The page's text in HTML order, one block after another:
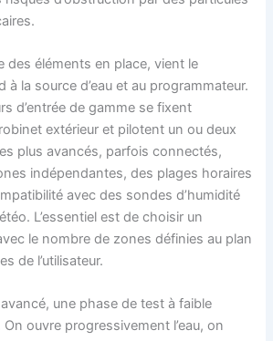
des éléments en place, vient le
à la source d’eau et au programmateur.
d’entrée de gamme se fixent
extérieur et pilotent un ou deux
plus avancés, parfois connectés,
indépendantes, des plages horaires
avec des sondes d’humidité
L’essentiel est de choisir un
le nombre de zones définies au plan
de l’utilisateur.
une phase de test à faible
ouvre progressivement l’eau, on